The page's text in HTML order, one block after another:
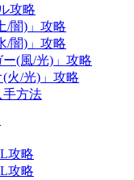
攻略
/闇)」攻略
/闇)」攻略
ー(風/光)」攻略
(火/光)」攻略
手方法
攻略
攻略